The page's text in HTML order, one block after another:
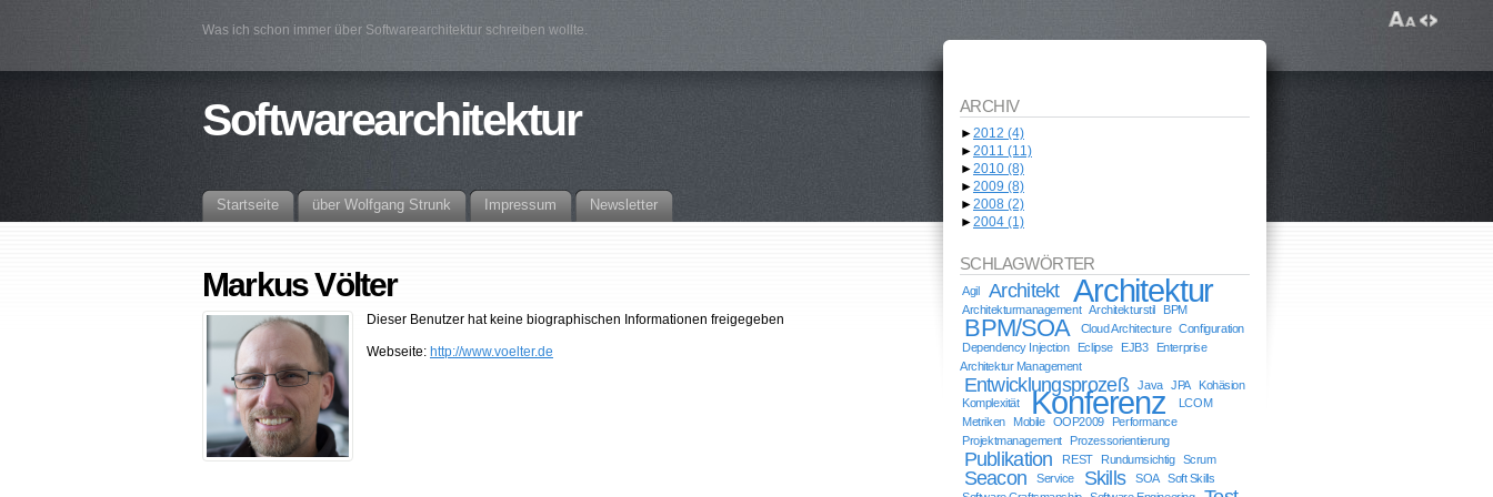
Was ich schon immer über Softwarearchitektur schreiben wollte.
Softwarearchitektur
Startseite über Wolfgang Strunk Impressum Newsletter
Markus Völter
Dieser Benutzer hat keine biographischen Informationen freigegeben
Webseite: http://www.voelter.de
ARCHIV
►2012 (4)
►2011 (11)
►2010 (8)
►2009 (8)
►2008 (2)
►2004 (1)
SCHLAGWÖRTER
Agil Architekt Architektur
Architekturmanagement Architekturstil BPM
BPM/SOA Cloud Architecture
Configuration
Dependency Injection
Eclipse EJB3
Enterprise
Architektur Management
Entwicklungsprozeß Java JPA
Kohäsion
Komplexität
Konferenz
LCOM
Metriken
Mobile OOP2009
Performance
Projektmanagement
Prozessorientierung
Publikation REST Rundumsichtig Scrum
Seacon Service Skills SOA
Soft Skills